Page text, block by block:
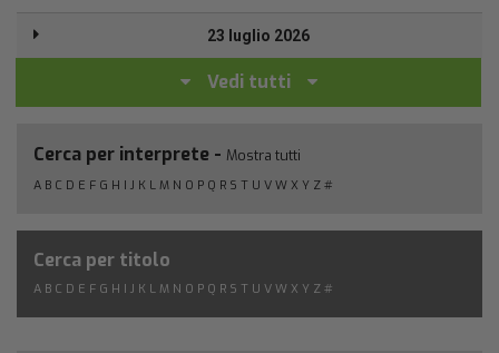
23 luglio 2026
Vedi tutti
Cerca per interprete - Mostra tutti
A B C D E F G H I J K L M N O P Q R S T U V W X Y Z #
Cerca per titolo
A B C D E F G H I J K L M N O P Q R S T U V W X Y Z #